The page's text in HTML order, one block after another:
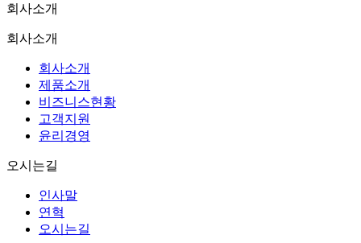
회사소개
회사소개
회사소개
제품소개
비즈니스현황
고객지원
윤리경영
오시는길
인사말
연혁
오시는길